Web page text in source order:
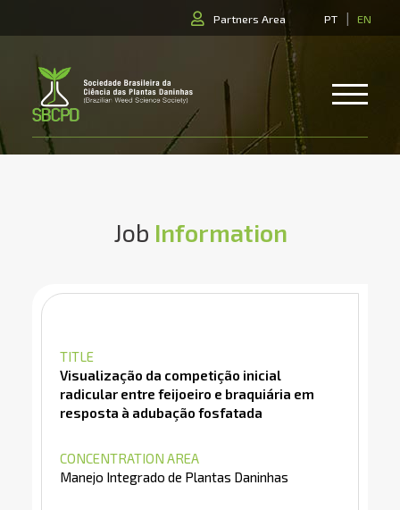
PT| EN
Partners Area
Job Information
TITLE
Visualização da competição inicial
radicular entre feijoeiro e braquiária em
resposta à adubação fosfatada
CONCENTRATION AREA
Manejo Integrado de Plantas Daninhas